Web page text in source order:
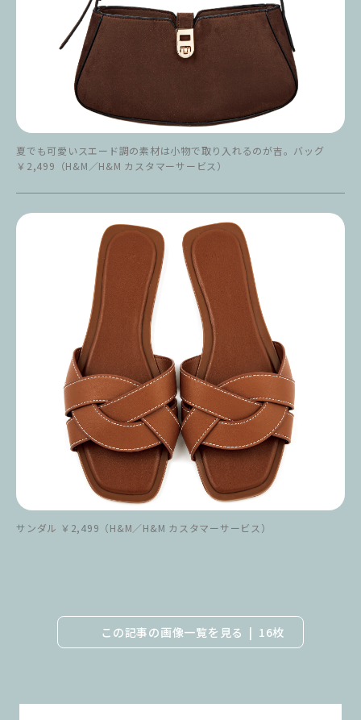
夏でも可愛いスエード調の素材は小物で取り入れるのが吉。バッグ
￥2,499（H&M／H&M カスタマーサービス）
サンダル ￥2,499（H&M／H&M カスタマーサービス）
この記事の画像一覧を見る 16枚